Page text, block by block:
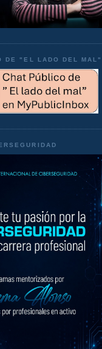
DE "EL LADO DEL MAL"